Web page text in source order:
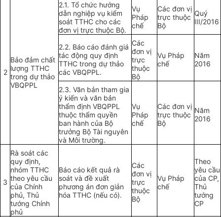
2
Bảo đảm chất
lượng TTHC
trong dự thảo
VBQPPL
2.1. Tổ chức hướng
dẫn nghiệp vụ kiểm
soát TTHC cho các
đơn vị trực thuộc Bộ.
Vụ
Pháp
chế
Các đơn vị
trực thuộc
Bộ
Quý
III/2016
2.2. Báo cáo đánh giá
tác động quy định
TTHC trong dự thảo
các VBQPPL.
Các
đơn vị
trực
thuộc
Bộ
Vụ Pháp
chế
Năm
2016
2.3. Văn bản tham gia
ý kiến và văn bản
thẩm định VBQPPL
thuộc thẩm quyền
ban hành của Bộ
trưởng Bộ Tài nguyên
và Môi trường.
Vụ
Pháp
chế
Các đơn vị
trực thuộc
Bộ
Năm
2016
3
Rà soát các
quy định,
nhóm TTHC
theo yêu cầu
của Chính
phủ, Thủ
tướng Chính
phủ
Báo cáo kết quả rà
soát và đề xuất
phương án đơn giản
hóa TTHC (nếu có).
Các
đơn vị
trực
thuộc
Bộ
Vụ Pháp
chế
Theo
yêu cầu
của CP,
Thủ
tướng
CP